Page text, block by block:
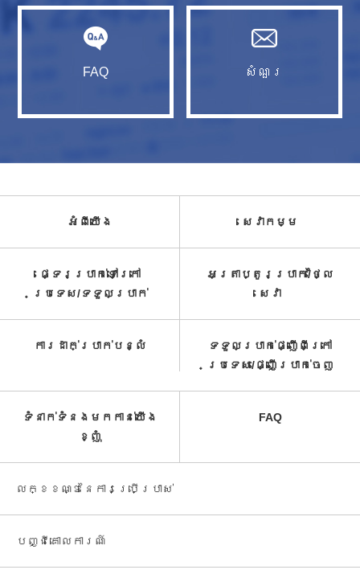
FAQ សំណួរ​
អំពី​យើង សេវាកម្ម​
ផ្ទេរប្រាក់ទៅក្រៅ
ប្រទេស/ទទួល​ប្រាក់​
អត្រាប្តូរប្រាក់/ថ្លៃ
សេវា​
ការដាក់ប្រាក់បន្លំ
ទទួលប្រាក់ផ្ញើពីក្រៅ
ប្រទេស/ផ្ញើប្រាក់ចេញ
ទំនាក់ទំនងមកកាន់យើង
ខ្ញុំ
FAQ
លក្ខខណ្ឌនៃការប្រើប្រាស់
បញ្ជី​គោលការណ៍